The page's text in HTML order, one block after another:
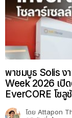
พาชมบูธ Solis ง
Week 2026 เปิ
EverCORE โซลู
โดย Attapon